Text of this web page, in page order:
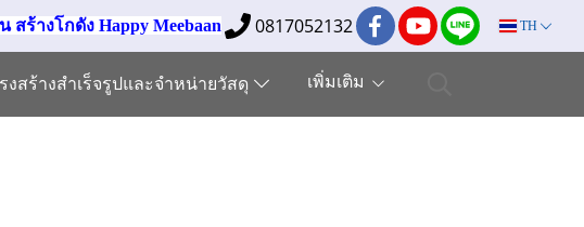
สร้างโกดัง Happy Meebaan 0817052132 TH
งสร้างสำเร็จรูปและจำหน่ายวัสดุ เพิ่มเติม